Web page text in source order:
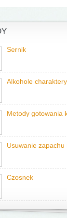
Sernik
Alkohole
Metody gotowania
Usuwanie zapachu
Czosnek